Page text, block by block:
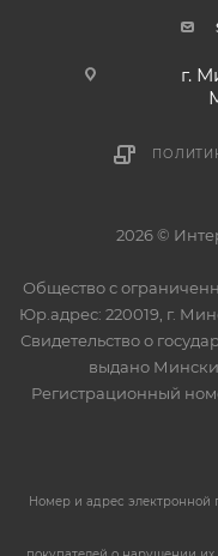
г.
2026 ©
Общество с
Юр.адрес: 220019, г.
Свидетельство о
выдано
Регистрационный
Номер и адрес электронной